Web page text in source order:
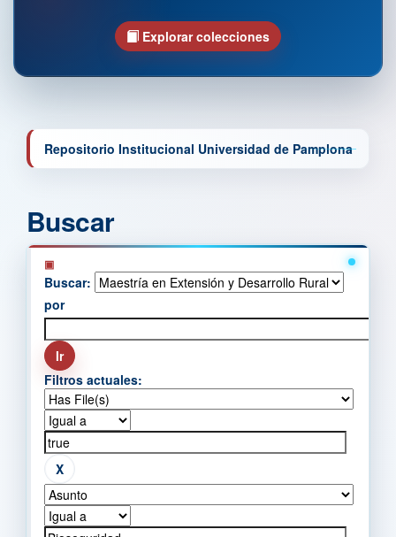
Explorar colecciones
Repositorio Institucional Universidad de Pamplona
Buscar
Buscar:
por
Filtros actuales: